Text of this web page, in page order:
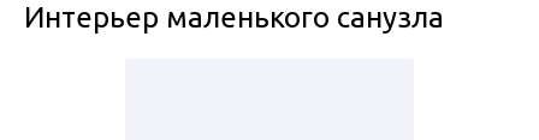
Интерьер маленького санузла